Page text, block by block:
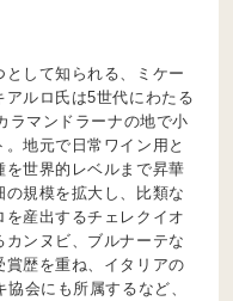
して知られる、ミケー
アルロ氏は5世代にわたる
ラマンドラーナの地で小
地元で日常ワイン用と
を世界的レベルまで昇華
規模を拡大し、比類な
産出するチェレクイオ
ンヌビ、ブルナーテな
賞歴を重ね、イタリアの
会にも所属するなど、